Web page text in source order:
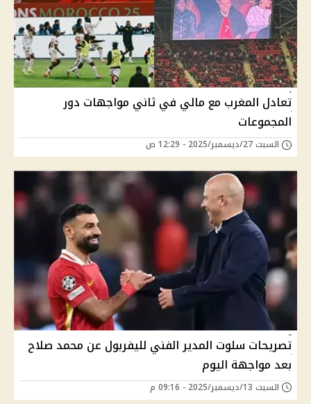
تعادل المغرب مع مالي في ثاني مواجهات دور
المجموعات
السبت 27/ديسمبر/2025 - 12:29 ص
تصريحات سلوت المدير الفني لليفربول عن محمد صلاح
بعد مواجهة اليوم
السبت 13/ديسمبر/2025 - 09:16 م